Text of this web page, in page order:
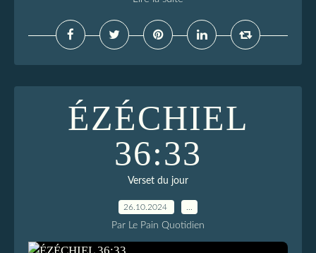
ÉZÉCHIEL
36:33
Verset du jour
26.10.2024
Par Le Pain Quotidien